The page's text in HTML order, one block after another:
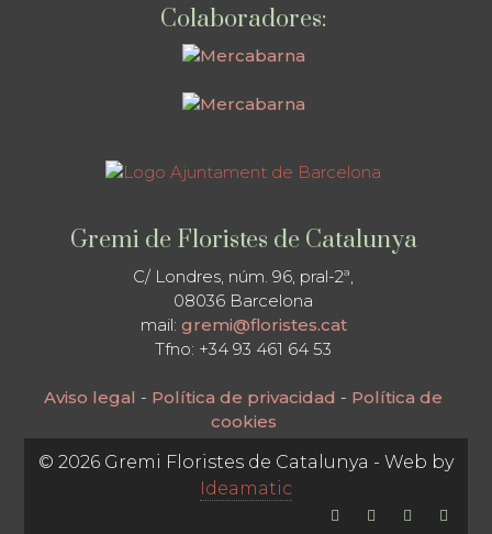
Colaboradores:
Gremi de Floristes de Catalunya
C/ Londres, núm. 96, pral-2ª,
08036 Barcelona
mail: gremi@floristes.cat
Tfno: +34 93 461 64 53
Aviso legal - Política de privacidad - Política de
cookies
© 2026 Gremi Floristes de Catalunya - Web by
Ideamatic